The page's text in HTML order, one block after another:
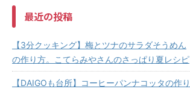
最近の投稿
【3分クッキング】梅とツナのサラダそうめん
の作り方。こてらみやさんのさっぱり夏レシピ
【DAIGOも台所】コーヒーパンナコッタの作り